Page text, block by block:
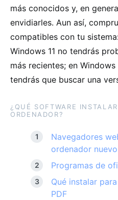
más conocidos y, en
envidiarles. Aun así,
compatibles con tu
Windows 11 no tendrás
más recientes; en
tendrás que buscar una
¿QUÉ SOFTWARE
ORDENADOR?
Navegadores
ordenador nuevo
Programas de
Qué instalar
PDF